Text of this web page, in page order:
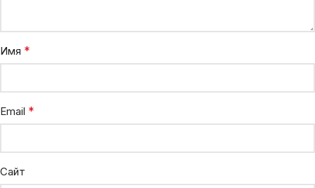
Имя *
Email *
Сайт